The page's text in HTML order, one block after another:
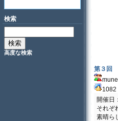
検索
高度な検索
第３回
1082
開催日
それぞ
素晴ら